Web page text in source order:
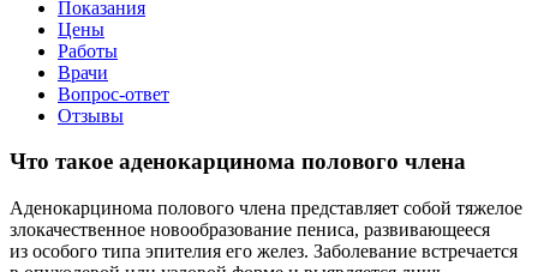
Показания
Цены
Работы
Врачи
Вопрос-ответ
Отзывы
Что такое аденокарцинома полового члена
Аденокарцинома полового члена представляет собой тяжелое
злокачественное новообразование пениса, развивающееся
из особого типа эпителия его желез. Заболевание встречается